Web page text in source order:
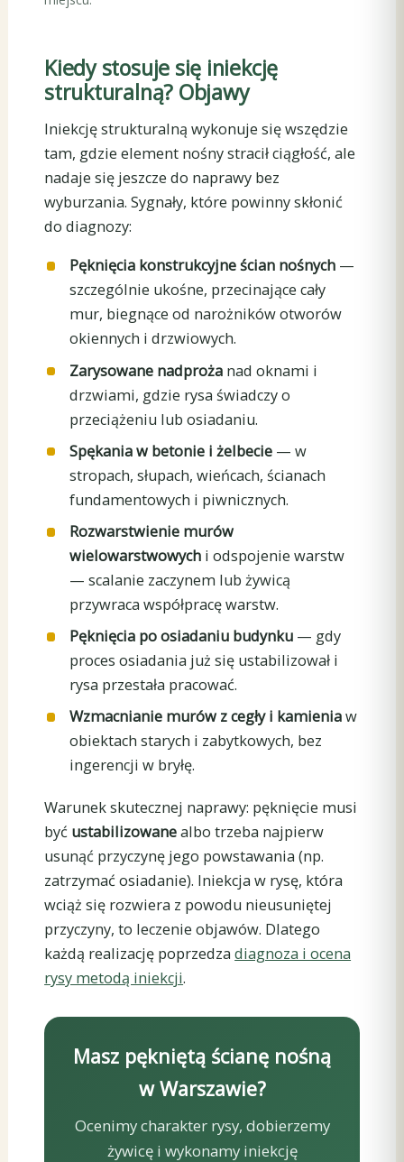
Kiedy stosuje się iniekcję
strukturalną? Objawy
Iniekcję strukturalną wykonuje się wszędzie
tam, gdzie element nośny stracił ciągłość, ale
nadaje się jeszcze do naprawy bez
wyburzania. Sygnały, które powinny skłonić
do diagnozy:
Pęknięcia konstrukcyjne ścian nośnych—
szczególnie ukośne, przecinające cały
mur, biegnące od narożników otworów
okiennych i drzwiowych.
Zarysowane nadprożanad oknami i
drzwiami, gdzie rysa świadczy o
przeciążeniu lub osiadaniu.
Spękania w betonie i żelbecie— w
stropach, słupach, wieńcach, ścianach
fundamentowych i piwnicznych.
Rozwarstwienie murów
wielowarstwowychi odspojenie warstw
— scalanie zaczynem lub żywicą
przywraca współpracę warstw.
Pęknięcia po osiadaniu budynku— gdy
proces osiadania już się ustabilizował i
rysa przestała pracować.
Wzmacnianie murów z cegły i kamieniaw
obiektach starych i zabytkowych, bez
ingerencji w bryłę.
Warunek skutecznej naprawy: pęknięcie musi
być ustabilizowanealbo trzeba najpierw
usunąć przyczynę jego powstawania (np.
zatrzymać osiadanie). Iniekcja w rysę, która
wciąż się rozwiera z powodu nieusuniętej
przyczyny, to leczenie objawów. Dlatego
każdą realizację poprzedzadiagnoza i ocena
rysy metodą iniekcji.
Masz pękniętą ścianę nośną
w Warszawie?
Ocenimy charakter rysy, dobierzemy
żywicę i wykonamy iniekcję